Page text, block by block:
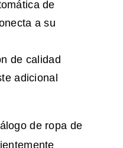
de
a su
de calidad
adicional
de ropa de